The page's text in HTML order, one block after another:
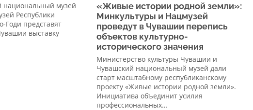
национальный музей
Республики
Годи представят
выставку
«Живые истории родной земли»:
Минкультуры и Нацмузей
проведут в Чувашии перепись
объектов культурно-
исторического значения
Министерство культуры Чувашии и
Чувашский национальный музей дали
старт масштабному республиканскому
проекту «Живые истории родной земли».
Инициатива объединит усилия
профессиональных…